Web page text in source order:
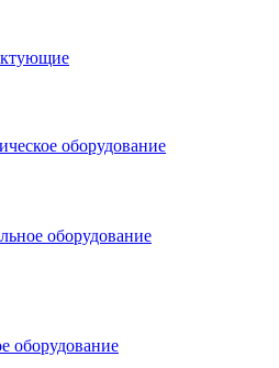
оборудование
оборудование
оборудование